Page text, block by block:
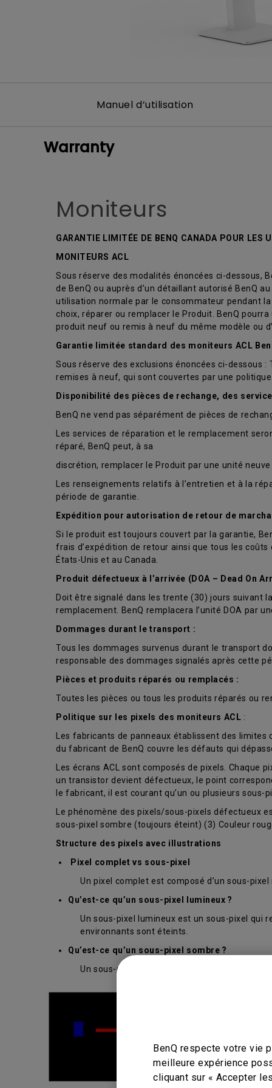
BenQ respecte votre vie
meilleure expérience
cliquant sur « Accepter
Manuel d’utilisation
Warranty
Moniteurs
GARANTIE LIMITÉE DE BENQ CANADA POUR LES
MONITEURS ACL
Sous réserve des modalités énoncées ci-dessous,
de BenQ ou auprès d’un détaillant autorisé BenQ
utilisation normale par le consommateur pendant
choix, réparer ou remplacer le Produit. BenQ
produit neuf ou remis à neuf du même modèle ou
Garantie limitée standard des moniteurs ACL
Sous réserve des exclusions énoncées ci-dessous
remises à neuf, qui sont couvertes par une
Disponibilité des pièces de rechange, des
BenQ ne vend pas séparément de pièces de
Les services de réparation et le remplacement
réparé, BenQ peut, à sa
discrétion, remplacer le Produit par une unité
Les renseignements relatifs à l’entretien et à la
période de garantie.
Expédition pour autorisation de retour de
Si le produit est toujours couvert par la garantie,
frais d’expédition de retour ainsi que tous les
États-Unis et au Canada.
Produit défectueux à l’arrivée (DOA – Dead On
Doit être signalé dans les trente (30) jours suivant
remplacement. BenQ remplacera l’unité DOA par
Dommages durant le transport :
Tous les dommages survenus durant le transport
responsable des dommages signalés après cette
Pièces et produits réparés ou remplacés :
Toutes les pièces ou tous les produits réparés ou
Politique sur les pixels des moniteurs ACL :
Les fabricants de panneaux établissent des
du fabricant de BenQ couvre les défauts qui
Les écrans ACL sont composés de pixels.
un transistor devient défectueux, le point
le fabricant, il est courant qu’un ou plusieurs
Le phénomène des pixels/sous-pixels défectueux
sous-pixel sombre (toujours éteint) (3) Couleur
Structure des pixels avec illustrations
Pixel complet vs sous-pixel
Un pixel complet est composé d’un sous-pixel
Qu’est-ce qu’un sous-pixel lumineux ?
Un sous-pixel lumineux est un sous-pixel qui
environnants sont éteints.
Qu’est-ce qu’un sous-pixel sombre ?
Un sous-pixel qui reste coloré sur un fond